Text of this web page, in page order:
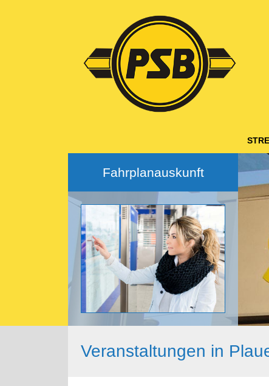
Fahrplanauskunft
Veranstaltungen in